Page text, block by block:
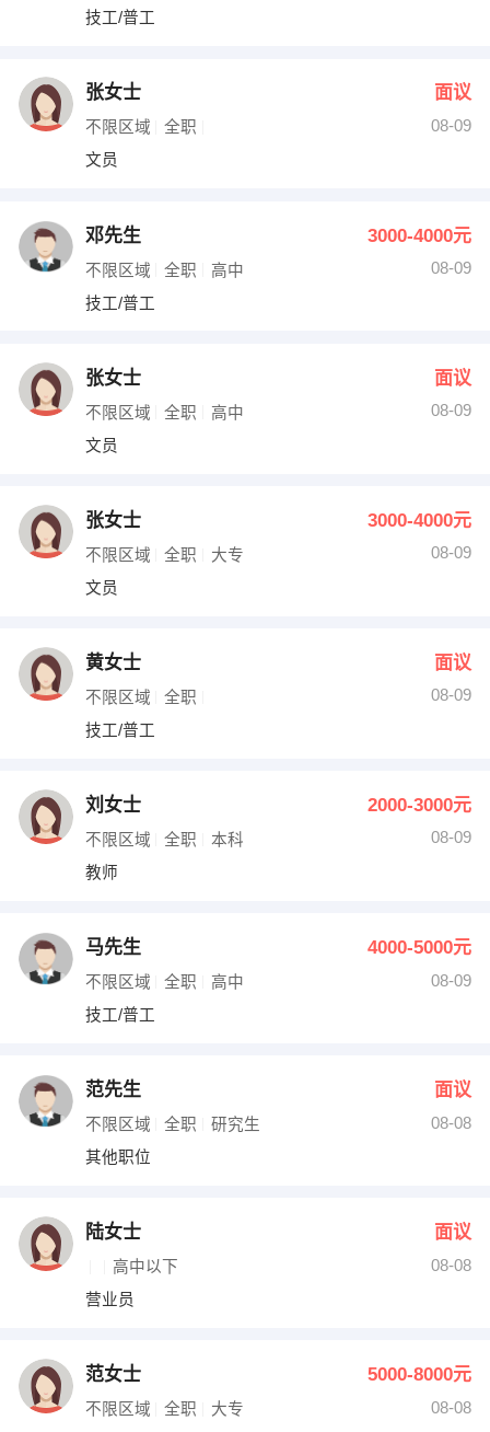
技工/普工
张女士 面议
不限区域 全职
08-09
文员
邓先生 3000-4000元
不限区域 全职 高中
08-09
技工/普工
张女士 面议
不限区域 全职 高中
08-09
文员
张女士 3000-4000元
不限区域 全职 大专
08-09
文员
黄女士 面议
不限区域 全职
08-09
技工/普工
刘女士 2000-3000元
不限区域 全职 本科
08-09
教师
马先生 4000-5000元
不限区域 全职 高中
08-09
技工/普工
范先生 面议
不限区域 全职 研究生
08-08
其他职位
陆女士 面议
高中以下
08-08
营业员
范女士 5000-8000元
不限区域 全职 大专
08-08